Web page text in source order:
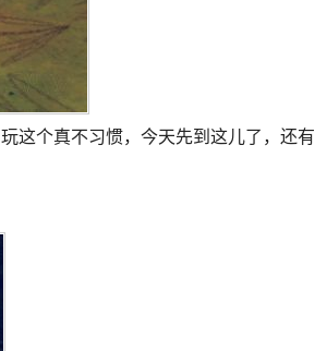
这个真不习惯，今天先到这儿了，还有